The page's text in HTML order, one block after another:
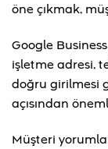
öne çıkmak,
Google
işletme adresi,
doğru girilmesi
açısından
Müşteri